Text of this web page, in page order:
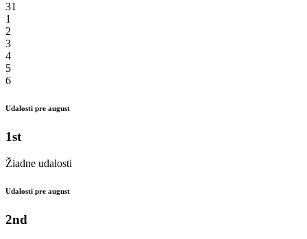
31
1
2
3
4
5
6
Udalosti pre august
1st
Žiadne udalosti
Udalosti pre august
2nd